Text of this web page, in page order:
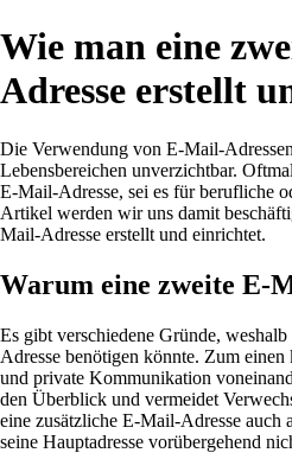
Wie man eine
Adresse erstellt
Die Verwendung von E-Mail-
Lebensbereichen unverzichtbar.
E-Mail-Adresse, sei es für berufliche
Artikel werden wir uns damit
Mail-Adresse erstellt und einrichtet.
Warum eine zweite E-
Es gibt verschiedene Gründe,
Adresse benötigen könnte. Zum
und private Kommunikation
den Überblick und vermeidet
eine zusätzliche E-Mail-Adresse auch
seine Hauptadresse vorübergehend